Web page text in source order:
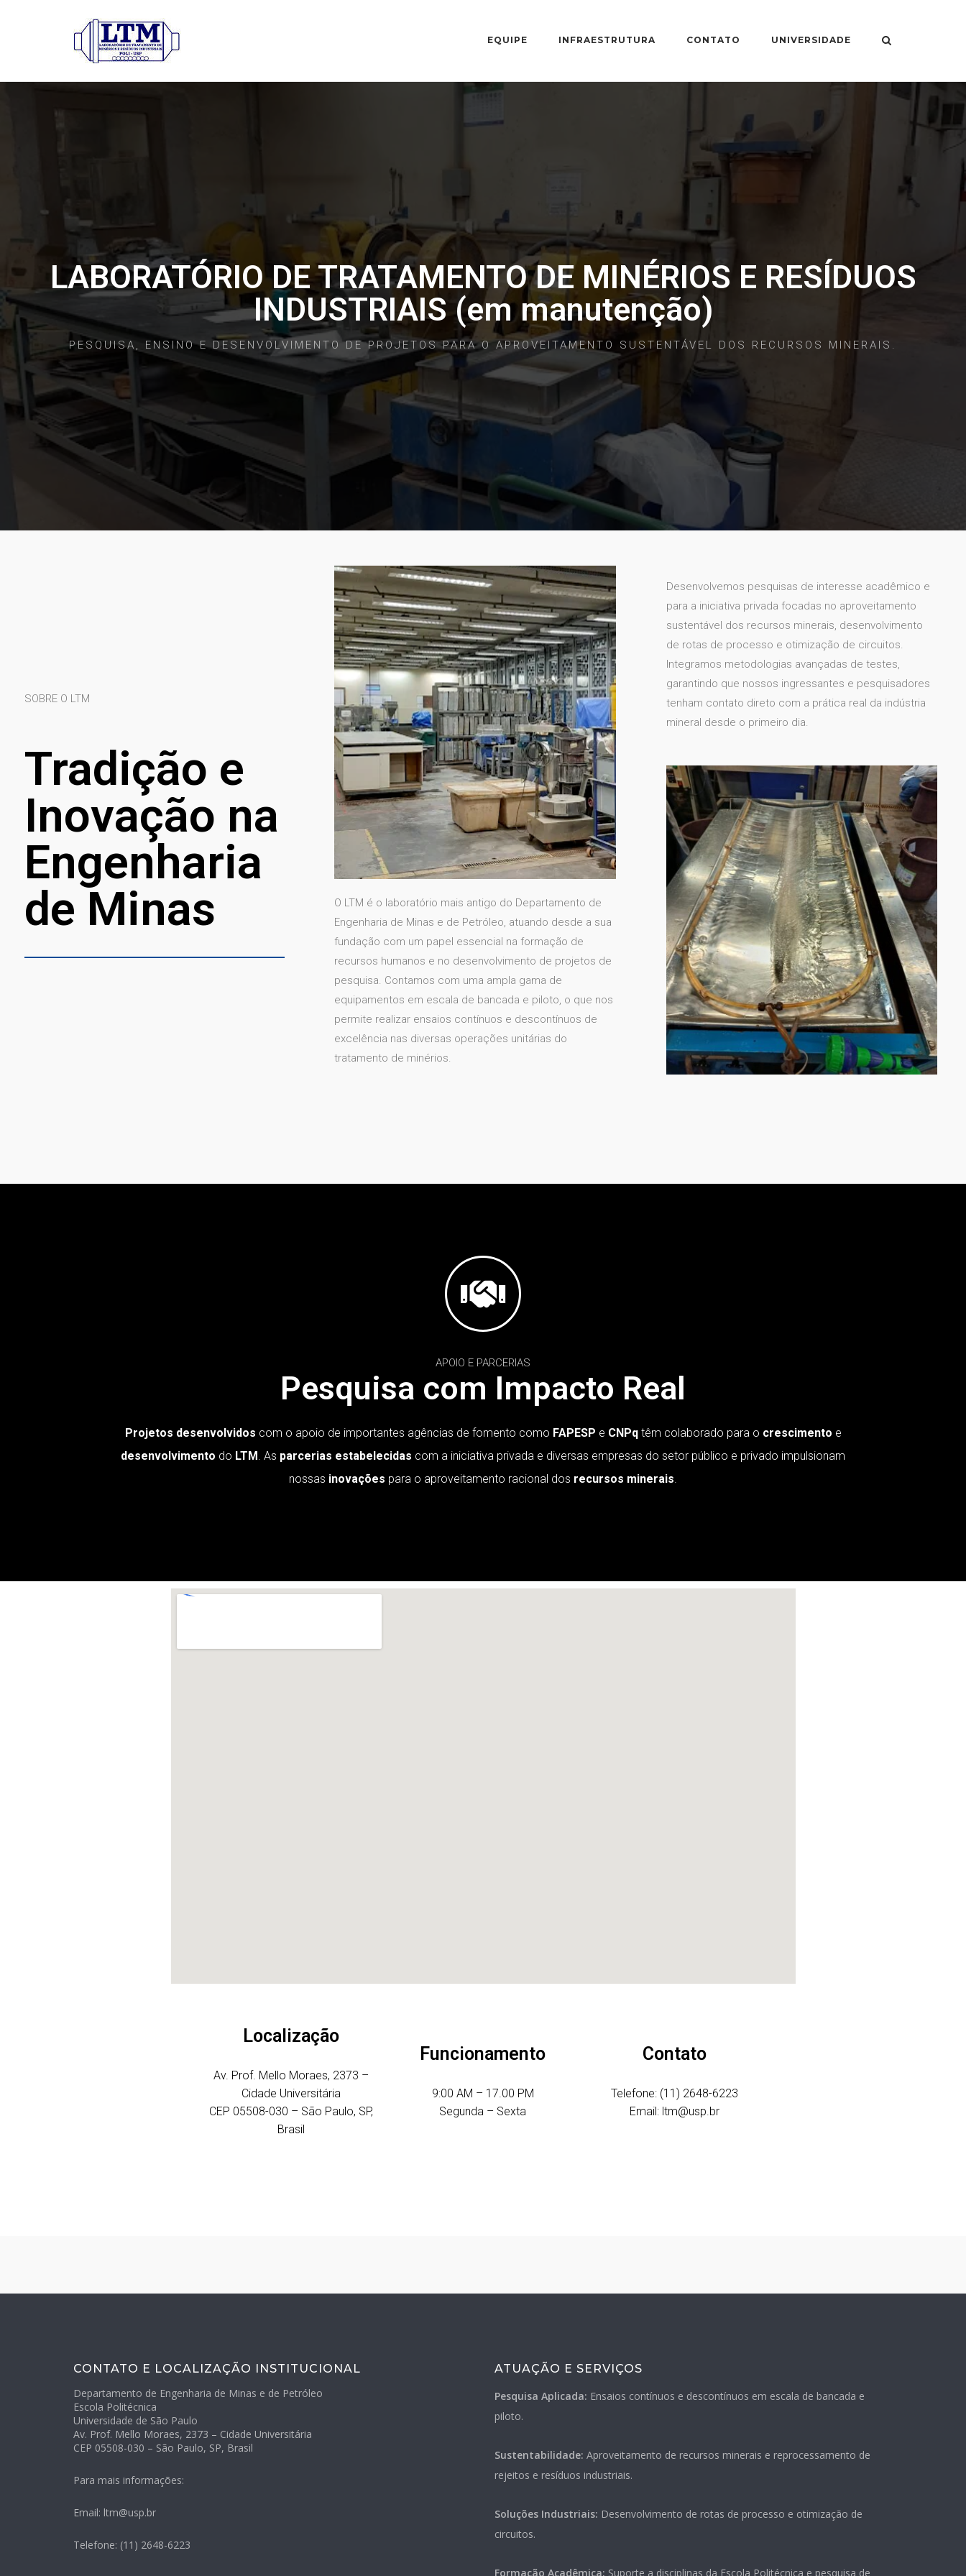
EQUIPE INFRAESTRUTURA CONTATO UNIVERSIDADE
LABORATÓRIO DE TRATAMENTO DE MINÉRIOS E RESÍDUOS
INDUSTRIAIS (em manutenção)
PESQUISA, ENSINO E DESENVOLVIMENTO DE PROJETOS PARA O APROVEITAMENTO SUSTENTÁVEL DOS RECURSOS MINERAIS .
SOBRE O LTM
Tradição e
Inovação na
Engenharia
de Minas
O LTM é o laboratório mais antigo do Departamento de
Engenharia de Minas e de Petróleo, atuando desde a sua
fundação com um papel essencial na formação de
recursos humanos e no desenvolvimento de projetos de
pesquisa. Contamos com uma ampla gama de
equipamentos em escala de bancada e piloto, o que nos
permite realizar ensaios contínuos e descontínuos de
excelência nas diversas operações unitárias do
tratamento de minérios.
Desenvolvemos pesquisas de interesse acadêmico e
para a iniciativa privada focadas no aproveitamento
sustentável dos recursos minerais, desenvolvimento
de rotas de processo e otimização de circuitos.
Integramos metodologias avançadas de testes,
garantindo que nossos ingressantes e pesquisadores
tenham contato direto com a prática real da indústria
mineral desde o primeiro dia.
APOIO E PARCERIAS
Pesquisa com Impacto Real
Projetos desenvolvidos com o apoio de importantes agências de fomento como FAPESP e CNPqtêm colaborado para o crescimento e
desenvolvimento do LTM. As parcerias estabelecidas com a iniciativa privada e diversas empresas do setor público e privado impulsionam
nossas inovações para o aproveitamento racional dos recursos minerais.
Localização
Av. Prof. Mello Moraes, 2373 –
Cidade Universitária
CEP 05508-030 – São Paulo, SP,
Brasil
Funcionamento
9:00 AM – 17.00 PM
Segunda – Sexta
Contato
Telefone: (11) 2648-6223
Email: ltm@usp.br
CONTATO E LOCALIZAÇÃO INSTITUCIONAL
Departamento de Engenharia de Minas e de Petróleo
Escola Politécnica
Universidade de São Paulo
Av. Prof. Mello Moraes, 2373 – Cidade Universitária
CEP 05508-030 – São Paulo, SP, Brasil
Para mais informações:
Email: ltm@usp.br
Telefone: (11) 2648-6223
ATUAÇÃO E SERVIÇOS
Pesquisa Aplicada: Ensaios contínuos e descontínuos em escala de bancada e
piloto.
Sustentabilidade: Aproveitamento de recursos minerais e reprocessamento de
rejeitos e resíduos industriais.
Soluções Industriais: Desenvolvimento de rotas de processo e otimização de
circuitos.
Formação Acadêmica: Suporte a disciplinas da Escola Politécnica e pesquisa de